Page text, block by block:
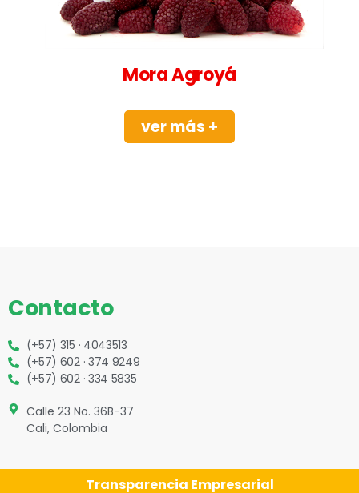
Mora Agroyá
ver más +
Contacto
(+57) 315 · 4043513
(+57) 602 · 374 9249
(+57) 602 · 334 5835
Calle 23 No. 36B-37
Cali, Colombia
Transparencia Empresarial